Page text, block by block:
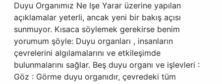
Duyu Organımız Ne Işe Yarar üzerine yapılan
açıklamalar yeterli, ancak yeni bir bakış açısı
sunmuyor. Kısaca söylemek gerekirse benim
yorumum şöyle: Duyu organları , insanların
çevrelerini algılamalarını ve etkileşimde
bulunmalarını sağlar. Beş duyu organı ve işlevleri :
Göz : Görme duyu organıdır, çevredeki tüm